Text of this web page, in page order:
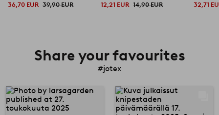
36,70 EUR 39,90 EUR 12,21 EUR 14,90 EUR
32,71
Share your favourites
#jotex